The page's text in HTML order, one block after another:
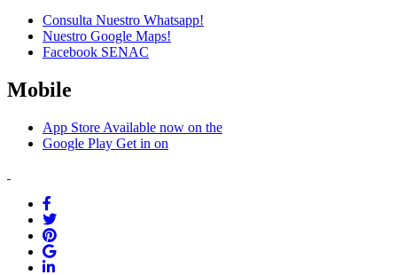
Consulta Nuestro Whatsapp!
Nuestro Google Maps!
Facebook SENAC
Mobile
App Store Available now on the
Google Play Get in on